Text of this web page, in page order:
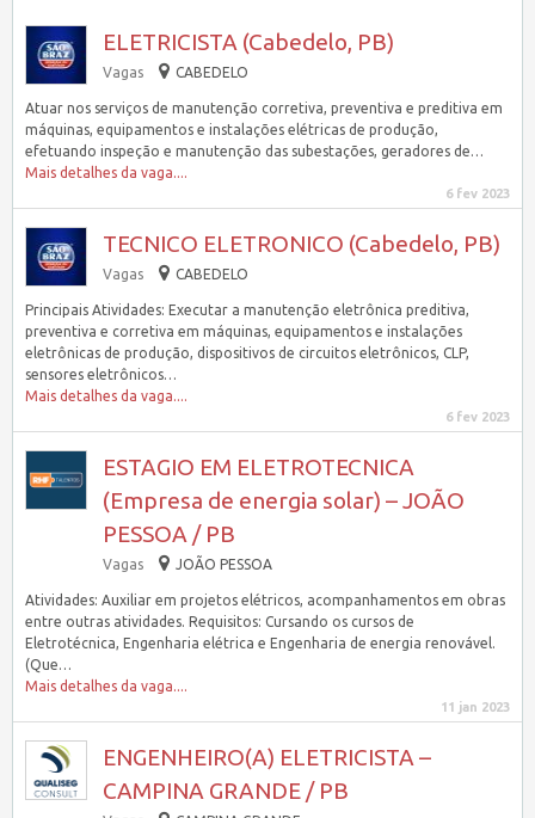
ELETRICISTA (Cabedelo, PB)
Vagas CABEDELO
Atuar nos serviços de manutenção corretiva, preventiva e preditiva em
máquinas, equipamentos e instalações elétricas de produção,
efetuando inspeção e manutenção das subestações, geradores de…
Mais detalhes da vaga....
6 fev 2023
TECNICO ELETRONICO (Cabedelo, PB)
Vagas CABEDELO
Principais Atividades: Executar a manutenção eletrônica preditiva,
preventiva e corretiva em máquinas, equipamentos e instalações
eletrônicas de produção, dispositivos de circuitos eletrônicos, CLP,
sensores eletrônicos…
Mais detalhes da vaga....
6 fev 2023
ESTAGIO EM ELETROTECNICA
(Empresa de energia solar) – JOÃO
PESSOA / PB
Vagas JOÃO PESSOA
Atividades: Auxiliar em projetos elétricos, acompanhamentos em obras
entre outras atividades. Requisitos: Cursando os cursos de
Eletrotécnica, Engenharia elétrica e Engenharia de energia renovável.
(Que…
Mais detalhes da vaga....
11 jan 2023
ENGENHEIRO(A) ELETRICISTA –
CAMPINA GRANDE / PB